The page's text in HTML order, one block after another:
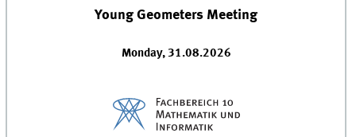
Young Geometers Meeting
Monday, 31.08.2026